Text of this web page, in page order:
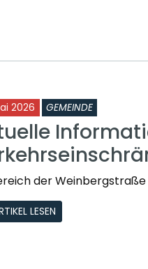
2026 GEMEINDE
der Weinbergstraße
LESEN